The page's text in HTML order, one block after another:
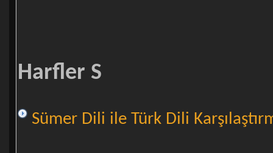
Harfler S
Sümer Dili ile Türk Dili